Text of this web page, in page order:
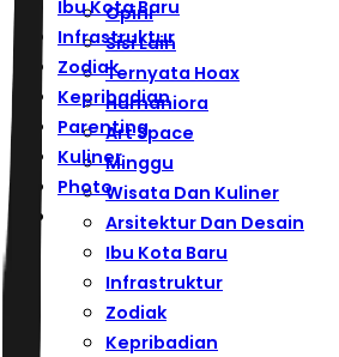
Ibu Kota Baru
Infrastruktur
Zodiak
Kepribadian
Parenting
Kuliner
Photo
Opini
Sisi Lain
Ternyata Hoax
Humaniora
Art Space
Minggu
Wisata Dan Kuliner
Arsitektur Dan Desain
Ibu Kota Baru
Infrastruktur
Zodiak
Kepribadian